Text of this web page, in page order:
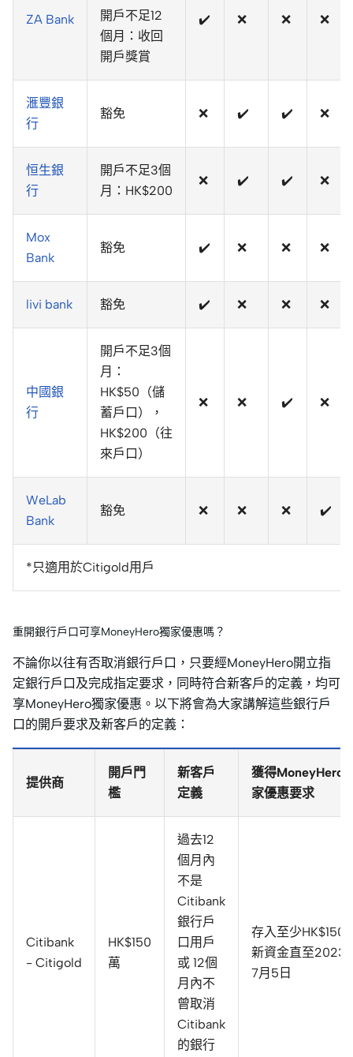
ZA Bank
開戶不足12
個月：收回
開戶獎賞
✔️ ❌ ❌ ❌
滙豐銀
行
豁免 ❌ ✔️ ✔️ ❌
恒生銀
行
開戶不足3個
月：HK$200
❌ ✔️ ✔️ ❌
Mox
Bank
豁免 ✔️ ❌ ❌ ❌
livi bank 豁免 ✔️ ❌ ❌ ❌
中國銀
行
開戶不足3個
月：
HK$50（儲
蓄戶口），
HK$200（往
來戶口）
❌ ❌ ✔️ ❌
WeLab
Bank
豁免 ❌ ❌ ❌ ✔️
*只適用於Citigold用戶
重開銀行戶口可享MoneyHero獨家優惠嗎？
不論你以往有否取消銀行戶口，只要經MoneyHero開立指
定銀行戶口及完成指定要求，同時符合新客戶的定義，均可
享MoneyHero獨家優惠。以下將會為大家講解這些銀行戶
口的開戶要求及新客戶的定義：
提供商
開戶門
檻
新客戶
定義
獲得MoneyHero
家優惠要求
Citibank
- Citigold
HK$150
萬
過去12
個月內
不是
Citibank
銀行戶
口用戶
或 12個
月內不
曾取消
Citibank
的銀行
存入至少HK$150
新資金直至2023
7月5日